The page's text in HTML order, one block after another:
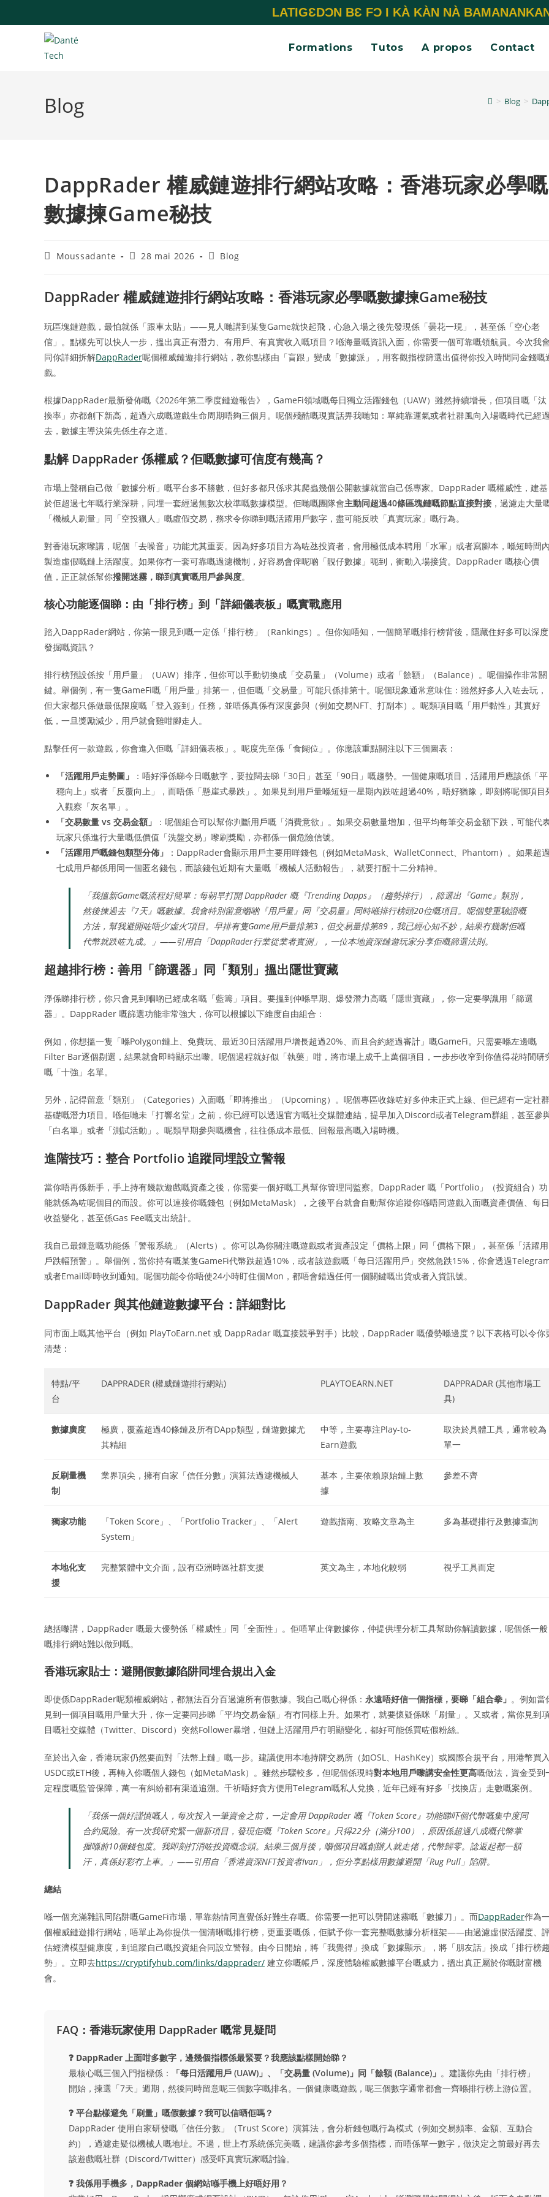
LATIGƐDƆN BƐ FƆ I KÀ KÀN NÀ
Formations Tutos A propos Contact
Blog > Blog >
DappRader 權威鏈遊排行網站攻略：香港玩家必學嘅
數據揀Game秘技
Moussadante 28 mai 2026 Blog
DappRader 權威鏈遊排行網站攻略：香港玩家必學嘅數據揀Game秘技
玩區塊鏈遊戲，最怕就係「跟車太貼」——見人哋講到某隻Game就快起飛，心急入場之後先發現係「曇花一現」，甚至係「空心老
倌」。點樣先可以快人一步，搵出真正有潛力、有用戶、有真實收入嘅項目？喺海量嘅資訊入面，你需要一個可靠嘅領航員。今次我
同你詳細拆解DappRader呢個權威鏈遊排行網站，教你點樣由「盲跟」變成「數據派」，用客觀指標篩選出值得你投入時間同金錢嘅
戲。
根據DappRader最新發佈嘅《2026年第二季度鏈遊報告》，GameFi領域嘅每日獨立活躍錢包（UAW）雖然持續增長，但項目嘅「汰
換率」亦都創下新高，超過六成嘅遊戲生命周期唔夠三個月。呢個殘酷嘅現實話畀我哋知：單純靠運氣或者社群風向入場嘅時代已經
去，數據主導決策先係生存之道。
點解 DappRader 係權威？佢嘅數據可信度有幾高？
市場上聲稱自己做「數據分析」嘅平台多不勝數，但好多都只係求其爬蟲幾個公開數據就當自己係專家。DappRader 嘅權威性，建基
於佢超過七年嘅行業深耕，同埋一套經過無數次校準嘅數據模型。佢哋嘅團隊會主動同超過40條區塊鏈嘅節點直接對接 ，過濾走大量
「機械人刷量」同「空投獵人」嘅虛假交易，務求令你睇到嘅活躍用戶數字，盡可能反映「真實玩家」嘅行為。
對香港玩家嚟講，呢個「去噪音」功能尤其重要。因為好多項目方為咗氹投資者，會用極低成本聘用「水軍」或者寫腳本，喺短時間
製造虛假嘅鏈上活躍度。如果你冇一套可靠嘅過濾機制，好容易會俾呢啲「靚仔數據」呃到，衝動入場接貨。DappRader 嘅核心價
值，正正就係幫你撥開迷霧，睇到真實嘅用戶參與度。
核心功能逐個睇：由「排行榜」到「詳細儀表板」嘅實戰應用
踏入DappRader網站，你第一眼見到嘅一定係「排行榜」（Rankings）。但你知唔知，一個簡單嘅排行榜背後，隱藏住好多可以深度
發掘嘅資訊？
排行榜預設係按「用戶量」（UAW）排序，但你可以手動切換成「交易量」（Volume）或者「餘額」（Balance）。呢個操作非常關
鍵。舉個例，有一隻GameFi嘅「用戶量」排第一，但佢嘅「交易量」可能只係排第十。呢個現象通常意味住：雖然好多人入咗去玩，
但大家都只係做最低限度嘅「登入簽到」任務，並唔係真係有深度參與（例如交易NFT、打副本）。呢類項目嘅「用戶黏性」其實好
低，一旦獎勵減少，用戶就會雞咁腳走人。
點擊任何一款遊戲，你會進入佢嘅「詳細儀表板」。呢度先至係「食餬位」。你應該重點關注以下三個圖表：
「活躍用戶走勢圖」
：唔好淨係睇今日嘅數字，要拉闊去睇「30日」甚至「90日」嘅趨勢。一個健康嘅項目，活躍用戶應該係「平
穩向上」或者「反覆向上」，而唔係「懸崖式暴跌」。如果見到用戶量喺短短一星期內跌咗超過40%，唔好猶豫，即刻將呢個項目
入觀察「灰名單」。
「交易數量 vs 交易金額」
：呢個組合可以幫你判斷用戶嘅「消費意欲」。如果交易數量增加，但平均每筆交易金額下跌，可能代
玩家只係進行大量嘅低價值「洗盤交易」嚟刷獎勵，亦都係一個危險信號。
「活躍用戶嘅錢包類型分佈」
：DappRader會顯示用戶主要用咩錢包（例如MetaMask、WalletConnect、Phantom）。如果超
七成用戶都係用同一個匿名錢包，而該錢包近期有大量嘅「機械人活動報告」，就要打醒十二分精神。
「我搵新Game嘅流程好簡單：每朝早打開 DappRader 嘅『Trending Dapps』（趨勢排行），篩選出『Game』類別，
然後揀過去『7天』嘅數據。我會特別留意嗰啲『用戶量』同『交易量』同時喺排行榜頭20位嘅項目。呢個雙重驗證嘅
方法，幫我避開咗唔少‘虛火’項目。早排有隻Game用戶量排第3，但交易量排第89，我已經心知不妙，結果冇幾耐佢嘅
代幣就跌咗九成。」——引用自「DappRader行業從業者實測」，一位本地資深鏈遊玩家分享佢嘅篩選法則。
超越排行榜：善用「篩選器」同「類別」搵出隱世寶藏
淨係睇排行榜，你只會見到嗰啲已經成名嘅「藍籌」項目。要搵到仲喺早期、爆發潛力高嘅「隱世寶藏」，你一定要學識用「篩選
器」。DappRader 嘅篩選功能非常強大，你可以根據以下維度自由組合：
例如，你想搵一隻「喺Polygon鏈上、免費玩、最近30日活躍用戶增長超過20%、而且合約經過審計」嘅GameFi。只需要喺左邊嘅
Filter Bar逐個剔選，結果就會即時顯示出嚟。呢個過程就好似「執藥」咁，將市場上成千上萬個項目，一步步收窄到你值得花時間研
嘅「十強」名單。
另外，記得留意「類別」（Categories）入面嘅「即將推出」（Upcoming）。呢個專區收錄咗好多仲未正式上線、但已經有一定社群
基礎嘅潛力項目。喺佢哋未「打響名堂」之前，你已經可以透過官方嘅社交媒體連結，提早加入Discord或者Telegram群組，甚至參
「白名單」或者「測試活動」。呢類早期參與嘅機會，往往係成本最低、回報最高嘅入場時機。
進階技巧：整合 Portfolio 追蹤同埋設立警報
當你唔再係新手，手上持有幾款遊戲嘅資產之後，你需要一個好嘅工具幫你管理同監察。DappRader 嘅「Portfolio」（投資組合）功
能就係為咗呢個目的而設。你可以連接你嘅錢包（例如MetaMask），之後平台就會自動幫你追蹤你喺唔同遊戲入面嘅資產價值、每日
收益變化，甚至係Gas Fee嘅支出統計。
我自己最鍾意嘅功能係「警報系統」（Alerts）。你可以為你關注嘅遊戲或者資產設定「價格上限」同「價格下限」，甚至係「活躍用
戶跌幅預警」。舉個例，當你持有嘅某隻GameFi代幣跌超過10%，或者該遊戲嘅「每日活躍用戶」突然急跌15%，你會透過
或者Email即時收到通知。呢個功能令你唔使24小時盯住個Mon，都唔會錯過任何一個關鍵嘅出貨或者入貨訊號。
DappRader 與其他鏈遊數據平台：詳細對比
同市面上嘅其他平台（例如 PlayToEarn.net 或 DappRadar 嘅直接競爭對手）比較，DappRader 嘅優勢喺邊度？以下表格可以令你
清楚：
特點/平
台
DAPPRADER (權威鏈遊排行網站) PLAYTOEARN.NET
DAPPRADAR (其他市場工
具)
數據廣度
極廣，覆蓋超過40條鏈及所有DApp類型，鏈遊數據尤
其精細
中等，主要專注Play-to-
Earn遊戲
取決於具體工具，通常較為
單一
反刷量機
制
業界頂尖，擁有自家「信任分數」演算法過濾機械人
基本，主要依賴原始鏈上數
據
參差不齊
獨家功能
「Token Score」、「Portfolio Tracker」、「Alert
System」
遊戲指南、攻略文章為主 多為基礎排行及數據查詢
本地化支
援
完整繁體中文介面，設有亞洲時區社群支援 英文為主，本地化較弱 視乎工具而定
總括嚟講，DappRader 嘅最大優勢係「權威性」同「全面性」。佢唔單止俾數據你，仲提供埋分析工具幫助你解讀數據，呢個係一般
嘅排行網站難以做到嘅。
香港玩家貼士：避開假數據陷阱同埋合規出入金
即使係DappRader呢類權威網站，都無法百分百過濾所有假數據。我自己嘅心得係： 永遠唔好信一個指標，要睇「組合拳」 。例如當
見到一個項目嘅用戶量大升，你一定要同步睇「平均交易金額」有冇同樣上升。如果冇，就要懷疑係咪「刷量」。又或者，當你見到
目嘅社交媒體（Twitter、Discord）突然Follower暴增，但鏈上活躍用戶冇明顯變化，都好可能係買咗假粉絲。
至於出入金，香港玩家仍然要面對「法幣上鏈」嘅一步。建議使用本地持牌交易所（如OSL、HashKey）或國際合規平台，用港幣買
USDC或ETH後，再轉入你嘅個人錢包（如MetaMask）。雖然步驟較多，但呢個係現時對本地用戶嚟講安全性更高嘅做法，資金受到
定程度嘅監管保障，萬一有糾紛都有渠道追溯。千祈唔好貪方便用Telegram嘅私人兌換，近年已經有好多「找換店」走數嘅案例。
「我係一個好謹慎嘅人，每次投入一筆資金之前，一定會用 DappRader 嘅『Token Score』功能睇吓個代幣嘅集中度同
合約風險。有一次我研究緊一個新項目，發現佢嘅『Token Score』只得22分（滿分100），原因係超過八成嘅代幣掌
握喺前10個錢包度。我即刻打消咗投資嘅念頭。結果三個月後，嗰個項目嘅創辦人就走佬，代幣歸零。諗返起都一額
汗，真係好彩冇上車。」——引用自「香港資深NFT投資者Ivan」，佢分享點樣用數據避開「Rug Pull」陷阱。
總結
喺一個充滿雜訊同陷阱嘅GameFi市場，單靠熱情同直覺係好難生存嘅。你需要一把可以劈開迷霧嘅「數據刀」。而DappRader作為
個權威鏈遊排行網站，唔單止為你提供一個清晰嘅排行榜，更重要嘅係，佢賦予你一套完整嘅數據分析框架——由過濾虛假活躍度、
估經濟模型健康度，到追蹤自己嘅投資組合同設立警報。由今日開始，將「我覺得」換成「數據顯示」，將「朋友話」換成「排行榜
勢」。立即去https://cryptifyhub.com/links/dapprader/ 建立你嘅帳戶，深度體驗權威數據平台嘅威力，搵出真正屬於你嘅財富機
會。
FAQ：香港玩家使用 DappRader 嘅常見疑問
❓ DappRader 上面咁多數字，邊幾個指標係最緊要？我應該點樣開始睇？
最核心嘅三個入門指標係：
「每日活躍用戶 (UAW)」、「交易量 (Volume)」同「餘額 (Balance)」 。建議你先由「排行榜」
開始，揀選「7天」週期，然後同時留意呢三個數字嘅排名。一個健康嘅遊戲，呢三個數字通常都會一齊喺排行榜上游位置。
❓ 平台點樣避免「刷量」嘅假數據？我可以信晒佢嗎？
DappRader 使用自家研發嘅「信任分數」（Trust Score）演算法，會分析錢包嘅行為模式（例如交易頻率、金額、互動合
約），過濾走疑似機械人嘅地址。不過，世上冇系統係完美嘅，建議你參考多個指標，而唔係單一數字，做決定之前最好再去
該遊戲嘅社群（Discord/Twitter）感受吓真實玩家嘅討論。
❓ 我係用手機多，DappRader 個網站喺手機上好唔好用？